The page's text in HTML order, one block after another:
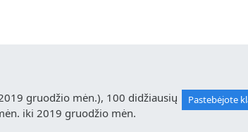
Pastebėjote
gruodžio mėn.), 100 didžiausių
iki 2019 gruodžio mėn.